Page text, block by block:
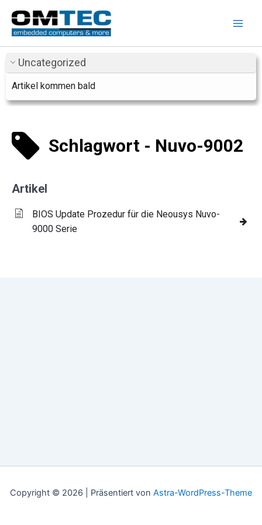
Inhalt
springen
Uncategorized
Artikel kommen bald
Schlagwort - Nuvo-9002
Artikel
BIOS Update Prozedur für die Neousys Nuvo-
9000 Serie
Copyright © 2026 | Präsentiert von Astra-WordPress-Theme